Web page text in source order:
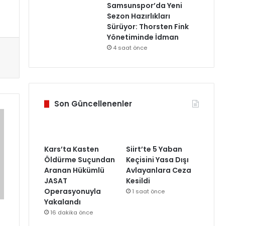
Samsunspor’da Yeni
Sezon Hazırlıkları
Sürüyor: Thorsten Fink
Yönetiminde İdman
4 saat önce
Son Güncellenenler
Kars’ta Kasten
Öldürme Suçundan
Aranan Hükümlü
JASAT
Operasyonuyla
Yakalandı
16 dakika önce
Siirt’te 5 Yaban
Keçisini Yasa Dışı
Avlayanlara Ceza
Kesildi
1 saat önce